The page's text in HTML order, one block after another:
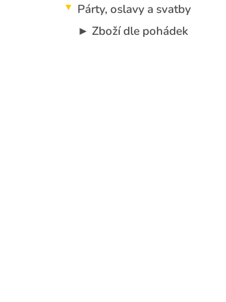
Párty, oslavy a svatby
► Zboží dle pohádek